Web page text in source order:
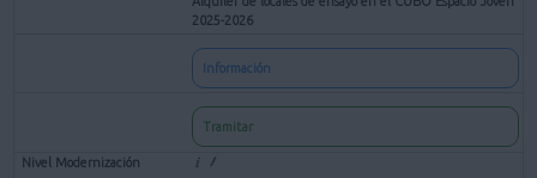
2025-2026
Información
Tramitar